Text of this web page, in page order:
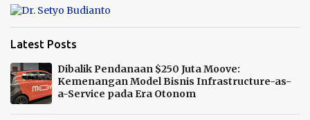
s
Latest Posts
Dibalik Pendanaan $250 Juta Moove:
Kemenangan Model Bisnis Infrastructure-as-
a-Service pada Era Otonom